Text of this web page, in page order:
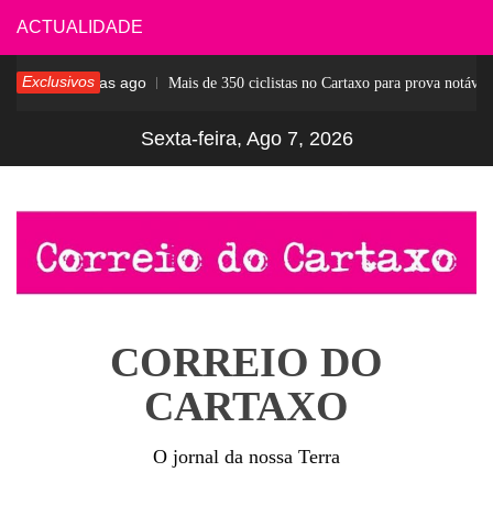
Skip
to
content
ACTUALIDADE
Exclusivos5 dias ago Mais de 350 ciclistas no Cartaxo para prova notável
Sexta-feira, Ago 7, 2026
CORREIO DO
CARTAXO
O jornal da nossa Terra